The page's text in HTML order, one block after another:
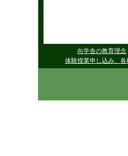
向学舎の教育理念
体験授業申し込み、